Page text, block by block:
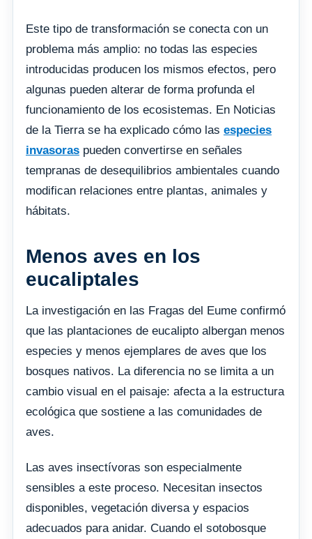
Este tipo de transformación se conecta con un
problema más amplio: no todas las especies
introducidas producen los mismos efectos, pero
algunas pueden alterar de forma profunda el
funcionamiento de los ecosistemas. En Noticias
de la Tierra se ha explicado cómo las especies
invasoras pueden convertirse en señales
tempranas de desequilibrios ambientales cuando
modifican relaciones entre plantas, animales y
hábitats.
Menos aves en los
eucaliptales
La investigación en las Fragas del Eume confirmó
que las plantaciones de eucalipto albergan menos
especies y menos ejemplares de aves que los
bosques nativos. La diferencia no se limita a un
cambio visual en el paisaje: afecta a la estructura
ecológica que sostiene a las comunidades de
aves.
Las aves insectívoras son especialmente
sensibles a este proceso. Necesitan insectos
disponibles, vegetación diversa y espacios
adecuados para anidar. Cuando el sotobosque